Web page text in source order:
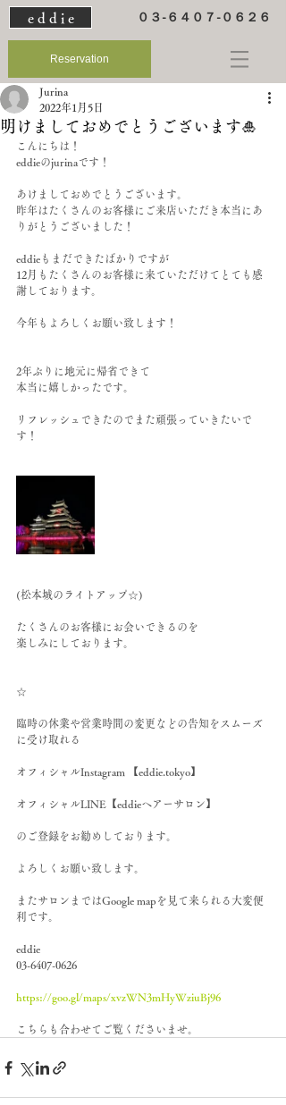
e d d i e ０３-６４０７-０６２６
Reservation
明けましておめでとうございます🎍
Jurina
2022年1月5日
こんにちは！
eddieのjurinaです！
あけましておめでとうございます。
昨年はたくさんのお客様にご来店いただき本当にあ
りがとうございました！
eddieもまだできたばかりですが
12月もたくさんのお客様に来ていただけてとても感
謝しております。
今年もよろしくお願い致します！
2年ぶりに地元に帰省できて
本当に嬉しかったです。
リフレッシュできたのでまた頑張っていきたいで
す！
(松本城のライトアップ☆)
たくさんのお客様にお会いできるのを
楽しみにしております。
☆
臨時の休業や営業時間の変更などの告知をスムーズ
に受け取れる
オフィシャルInstagram 【eddie.tokyo】
オフィシャルLINE【eddieヘアーサロン】
のご登録をお勧めしております。
よろしくお願い致します。
またサロンまではGoogle mapを見て来られる大変便
利です。
eddie
03-6407-0626
https://goo.gl/maps/xvzWN3mHyWziuBj96
こちらも合わせてご覧くださいませ。